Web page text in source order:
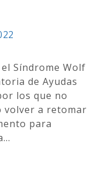
Síndrome Wolf
de Ayudas
los que no
volver a retomar
para